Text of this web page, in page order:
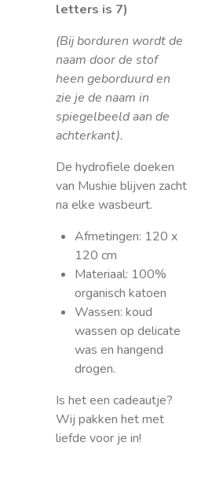
letters is 7)
(Bij borduren wordt de
naam door de stof
heen geborduurd en
zie je de naam in
spiegelbeeld aan de
achterkant).
De hydrofiele doeken
van Mushie blijven zacht
na elke wasbeurt.
Afmetingen: 120 x
120 cm
Materiaal: 100%
organisch katoen
Wassen: koud
wassen op delicate
was en hangend
drogen.
Is het een cadeautje?
Wij pakken het met
liefde voor je in!